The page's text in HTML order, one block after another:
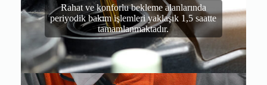
Rahat ve konforlu bekleme alanlarında
periyodik bakım işlemleri yaklaşık 1,5 saatte
tamamlanmaktadır.